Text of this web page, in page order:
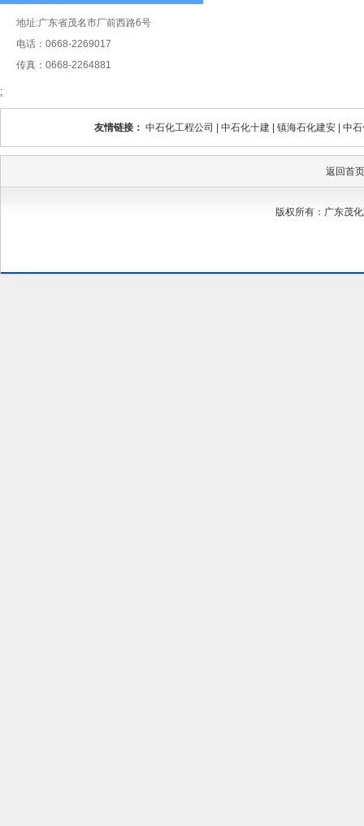
地址:广东省茂名市厂前西路6号
电话：0668-2269017
传真：0668-2264881
;
友情链接： 中石化工程公司 中石化十建 镇海石化建安 中
返回首页
版权所有：广东茂